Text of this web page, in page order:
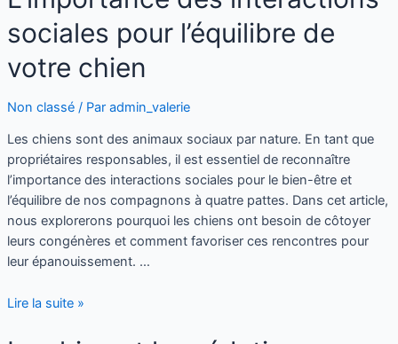
sociales pour l’équilibre de
votre chien
Non classé/ Par admin_valerie
Les chiens sont des animaux sociaux par nature. En tant que
propriétaires responsables, il est essentiel de reconnaître
l’importance des interactions sociales pour le bien-être et
l’équilibre de nos compagnons à quatre pattes. Dans cet article,
nous explorerons pourquoi les chiens ont besoin de côtoyer
leurs congénères et comment favoriser ces rencontres pour
leur épanouissement. …
Lire la suite »